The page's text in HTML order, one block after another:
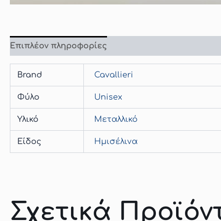
Επιπλέον πληροφορίες
Brand Cavallieri
Φύλο Unisex
Υλικό Μεταλλικό
Είδος Hμισέλινα
Σχετικά